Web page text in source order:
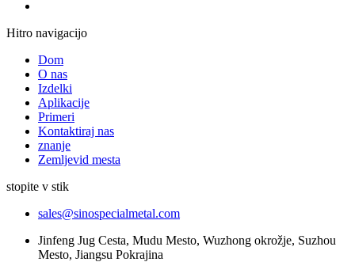
Hitro navigacijo
Dom
O nas
Izdelki
Aplikacije
Primeri
Kontaktiraj nas
znanje
Zemljevid mesta
stopite v stik
sales@sinospecialmetal.com
Jinfeng Jug Cesta, Mudu Mesto, Wuzhong okrožje, Suzhou
Mesto, Jiangsu Pokrajina